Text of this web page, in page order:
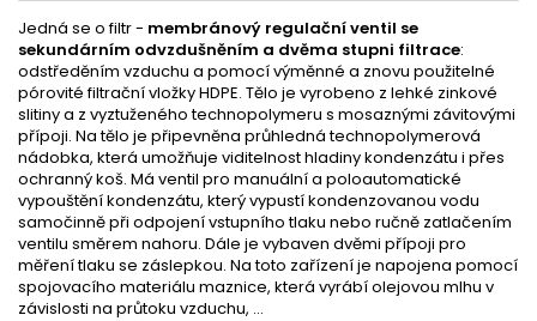
Jedná se o filtr - membránový regulační ventil se
sekundárním odvzdušněním a dvěma stupni filtrace:
odstředěním vzduchu a pomocí výměnné a znovu použitelné
pórovité filtrační vložky HDPE. Tělo je vyrobeno z lehké zinkové
slitiny a z vyztuženého technopolymeru s mosaznými závitovými
přípoji. Na tělo je připevněna průhledná technopolymerová
nádobka, která umožňuje viditelnost hladiny kondenzátu i přes
ochranný koš. Má ventil pro manuální a poloautomatické
vypouštění kondenzátu, který vypustí kondenzovanou vodu
samočinně při odpojení vstupního tlaku nebo ručně zatlačením
ventilu směrem nahoru. Dále je vybaven dvěmi přípoji pro
měření tlaku se záslepkou. Na toto zařízení je napojena pomocí
spojovacího materiálu maznice, která vyrábí olejovou mlhu v
závislosti na průtoku vzduchu, ...